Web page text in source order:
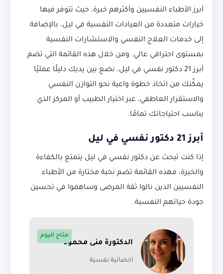
أبرز الأطباء النفسيين وأكثرهم خبرة، حيث تتوفر فيها
خيارات متعددة من العيادات النفسية في ليل، بالإضافة
إلى خدمات العلاج النفسي والاستشارات النفسية
بمستوى احترافي عالي. ومن خلال هذه القائمة التي تضم
أبرز 21 دكتور نفسي في ليل، نضع بين يديك دليلًا عمليًا
يمكِّنك من اتخاذ خطوة واعية نحو التوازن النفسي
والاستقرار العاطفي، عبر اختيار الطبيب أو المركز الذي
يناسب احتياجاتك تمامًا.
أبرز 21 دكتور نفسي في ليل
إذا كنت تبحث عن دكتور نفسي في ليل يتمتع بالكفاءة
والخبرة، فهذه القائمة تضم نخبة مختارة من الأطباء
النفسيين الذين نالوا ثقة المرضى وساهموا في تحسين
جودة حياتهم النفسية.
الدكتورة منى محمود
اخصائية نفسية
متاح اليوم